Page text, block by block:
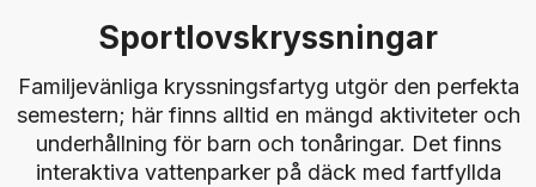
Sportlovskryssningar
Familjevänliga kryssningsfartyg utgör den perfekta
semestern; här finns alltid en mängd aktiviteter och
underhållning för barn och tonåringar. Det finns
interaktiva vattenparker på däck med fartfyllda